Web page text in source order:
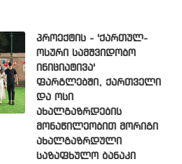
პროექტის - 'ქართულ-
ოსური სამშვიდობო
ინიციატივა'
ფარგლებში, ქართველი
და ოსი
ახალგაზრდების
მონაწილეობით მორიგი
ახალგაზრდული
საზაფხულო ბანაკი